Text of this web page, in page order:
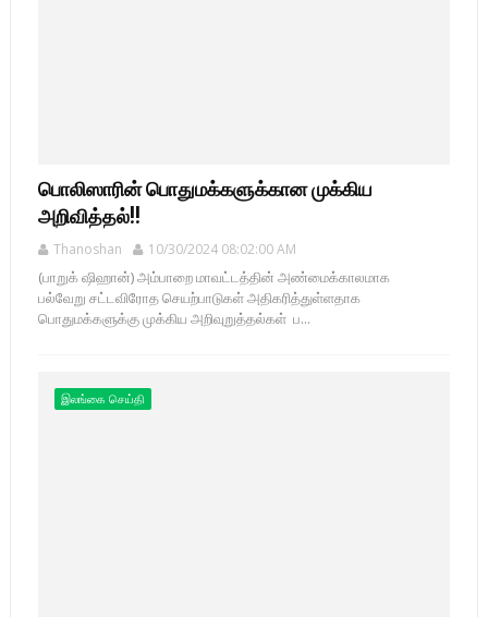
பொலிஸாரின் பொதுமக்களுக்கான முக்கிய
அறிவித்தல்!!
Thanoshan 10/30/2024 08:02:00 AM
(பாறுக் ஷிஹான்) அம்பாறை மாவட்டத்தின் அண்மைக்காலமாக
பல்வேறு சட்டவிரோத செயற்பாடுகள் அதிகரித்துள்ளதாக
பொதுமக்களுக்கு முக்கிய அறிவுறுத்தல்கள் ப...
இலங்கை செய்தி